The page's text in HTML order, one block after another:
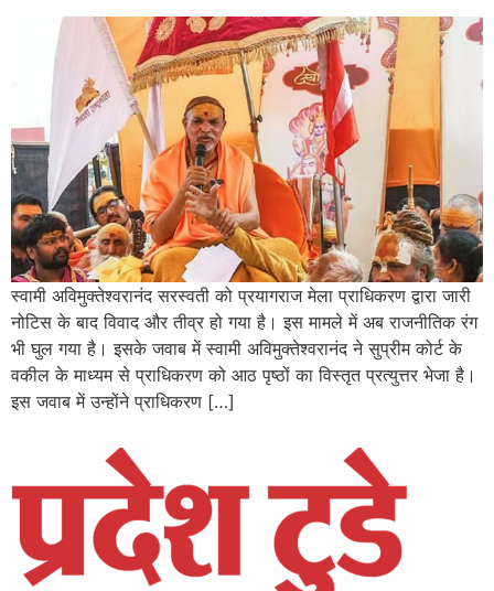
स्वामी अविमुक्तेश्वरानंद सरस्वती को प्रयागराज मेला प्राधिकरण द्वारा जारी
नोटिस के बाद विवाद और तीव्र हो गया है। इस मामले में अब राजनीतिक रंग
भी घुल गया है। इसके जवाब में स्वामी अविमुक्तेश्वरानंद ने सुप्रीम कोर्ट के
वकील के माध्यम से प्राधिकरण को आठ पृष्ठों का विस्तृत प्रत्युत्तर भेजा है।
इस जवाब में उन्होंने प्राधिकरण […]